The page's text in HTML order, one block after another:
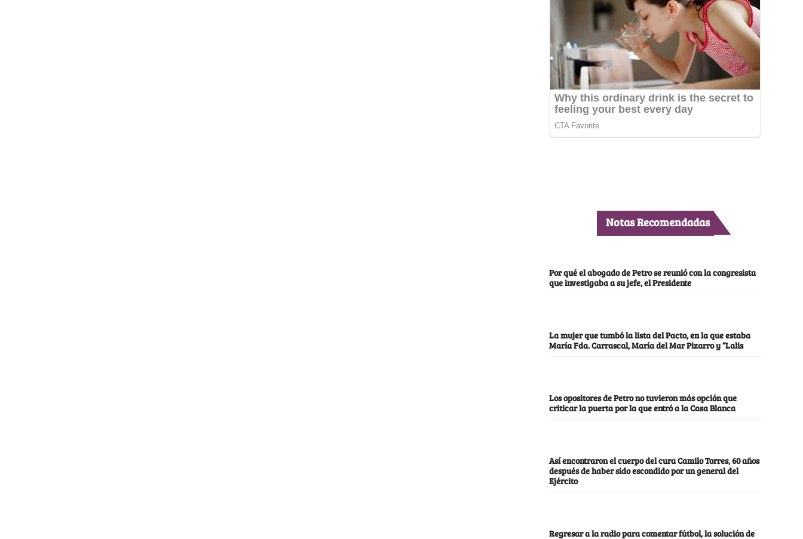
Notas Recomendadas
Por qué el abogado de Petro se reunió con la congresista
que investigaba a su jefe, el Presidente
La mujer que tumbó la lista del Pacto, en la que estaba
María Fda. Carrascal, María del Mar Pizarro y “Lalis
Los opositores de Petro no tuvieron más opción que
criticar la puerta por la que entró a la Casa Blanca
Así encontraron el cuerpo del cura Camilo Torres, 60 años
después de haber sido escondido por un general del
Ejército
Regresar a la radio para comentar fútbol, la solución de